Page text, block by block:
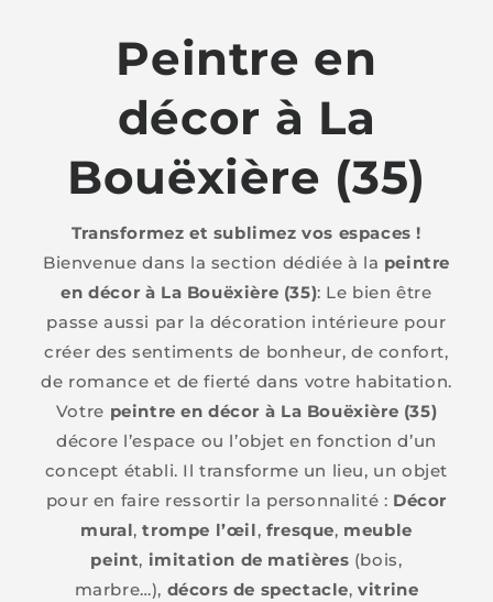
Peintre en
décor à La
Bouëxière (35)
Transformez et sublimez vos espaces !
Bienvenue dans la section dédiée à la peintre
en décor à La Bouëxière (35): Le bien être
passe aussi par la décoration intérieure pour
créer des sentiments de bonheur, de confort,
de romance et de fierté dans votre habitation.
Votre peintre en décor à La Bouëxière (35)
décore l’espace ou l’objet en fonction d’un
concept établi. Il transforme un lieu, un objet
pour en faire ressortir la personnalité : Décor
mural,trompe l’œil, fresque, meuble
peint, imitation de matières (bois,
marbre…), décors de spectacle,vitrine